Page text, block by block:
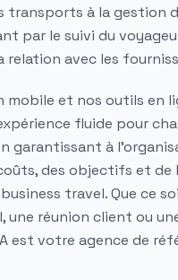
transports à lagestion
par le suivi du
relation avec les
mobile et nos outils en
fluide pour
garantissant à l'
, des objectifs et de
business travel. Que ce
, une réunion client ou
est votre agence de